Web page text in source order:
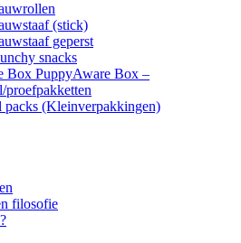
(stick)
geperst
snacks
Aware Box –
proefpakketten
packs (Kleinverpakkingen)
filosofie